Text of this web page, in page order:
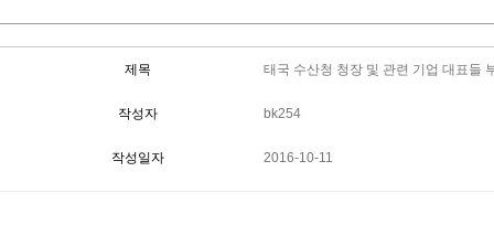
제목 태국 수산청 청장 및 관련 기업 대표들
작성자 bk254
작성일자 2016-10-11